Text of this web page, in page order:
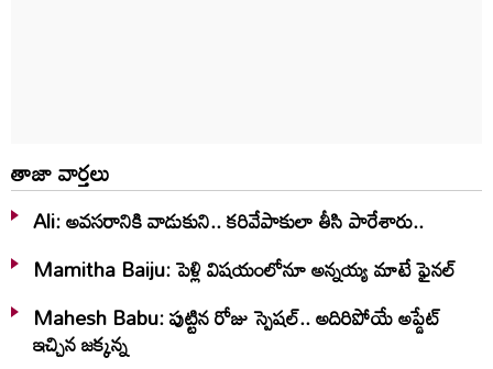
తాజా వార్తలు
Ali: అవసరానికి వాడుకుని.. కరివేపాకులా తీసి పారేశారు..
Mamitha Baiju: పెళ్లి విషయంలోనూ అన్నయ్య మాటే ఫైనల్‌
Mahesh Babu: పుట్టిన రోజు స్పెషల్.. అదిరిపోయే అప్డేట్
ఇచ్చిన జక్కన్న